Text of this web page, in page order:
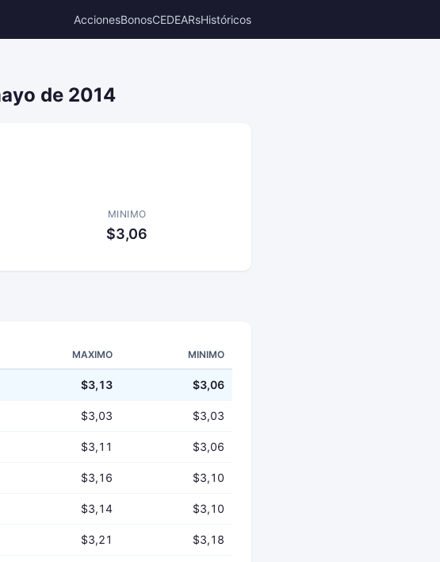
AccionesBonosCEDEARsHistóricos
de 2014
MINIMO
$3,06
MAXIMO MINIMO
$3,13 $3,06
$3,03 $3,03
$3,11 $3,06
$3,16 $3,10
$3,14 $3,10
$3,21 $3,18